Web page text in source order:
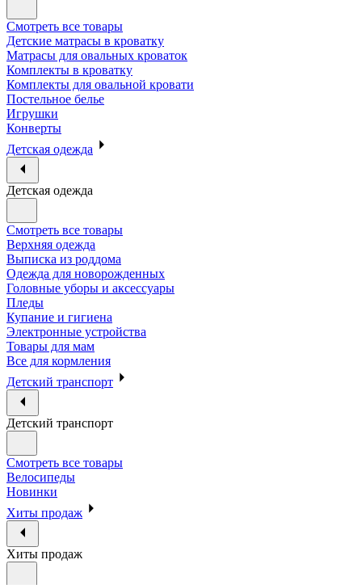
Смотреть все товары
Детские матрасы в кроватку
Матрасы для овальных кроваток
Комплекты в кроватку
Комплекты для овальной кровати
Постельное белье
Игрушки
Конверты
Детская одежда
Детская одежда
Смотреть все товары
Верхняя одежда
Выписка из роддома
Одежда для новорожденных
Головные уборы и аксессуары
Пледы
Купание и гигиена
Электронные устройства
Товары для мам
Все для кормления
Детский транспорт
Детский транспорт
Смотреть все товары
Велосипеды
Новинки
Хиты продаж
Хиты продаж